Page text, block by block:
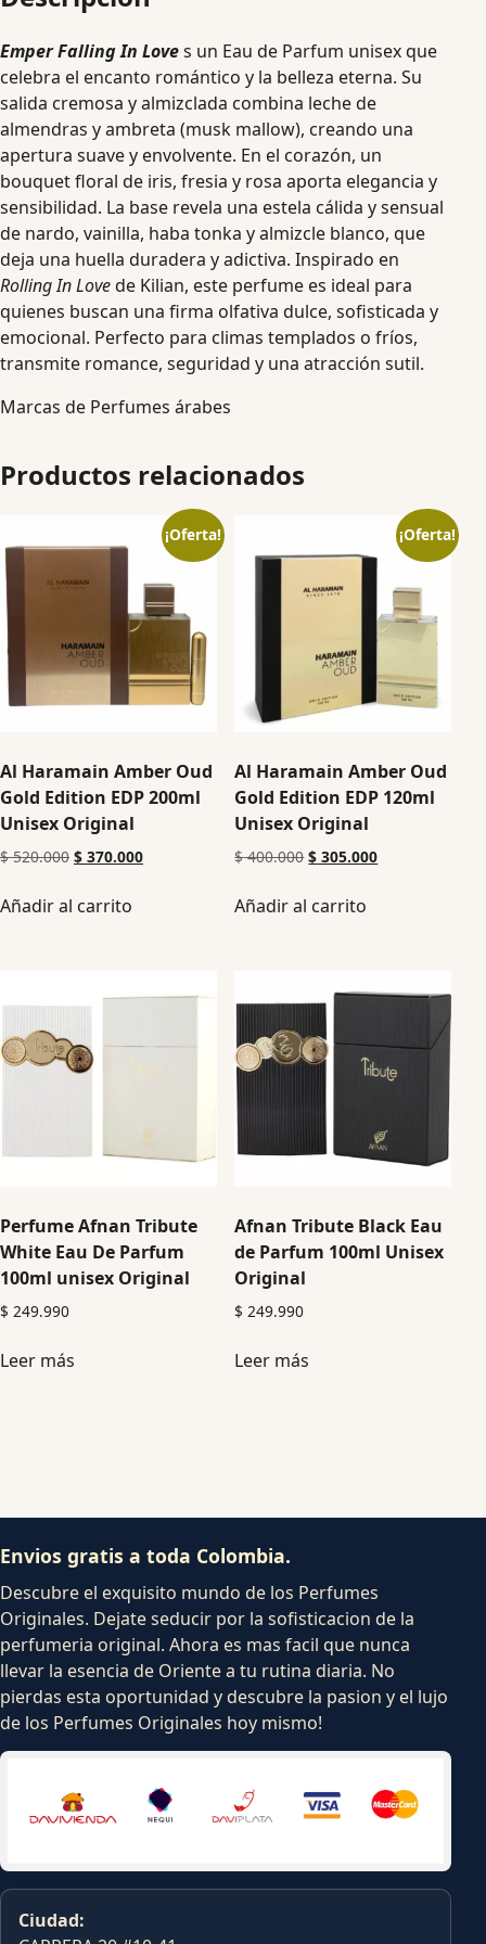
Emper Falling In Loves un Eau de Parfum unisex que
celebra el encanto romántico y la belleza eterna. Su
salida cremosa y almizclada combina leche de
almendras y ambreta (musk mallow), creando una
apertura suave y envolvente. En el corazón, un
bouquet floral de iris, fresia y rosa aporta elegancia y
sensibilidad. La base revela una estela cálida y sensual
de nardo, vainilla, haba tonka y almizcle blanco, que
deja una huella duradera y adictiva. Inspirado en
Rolling In Lovede Kilian, este perfume es ideal para
quienes buscan una firma olfativa dulce, sofisticada y
emocional. Perfecto para climas templados o fríos,
transmite romance, seguridad y una atracción sutil.
Marcas de Perfumes árabes
Productos relacionados
¡Oferta!
Al Haramain Amber Oud
Gold Edition EDP 200ml
Unisex Original
$520.000 $ 370.000
Añadir al carrito
¡Oferta!
Al Haramain Amber Oud
Gold Edition EDP 120ml
Unisex Original
$400.000 $ 305.000
Añadir al carrito
Perfume Afnan Tribute
White Eau De Parfum
100ml unisex Original
$ 249.990
Leer más
Afnan Tribute Black Eau
de Parfum 100ml Unisex
Original
$ 249.990
Leer más
Envios gratis a toda Colombia.
Descubre el exquisito mundo de los Perfumes
Originales. Dejate seducir por la sofisticacion de la
perfumeria original. Ahora es mas facil que nunca
llevar la esencia de Oriente a tu rutina diaria. No
pierdas esta oportunidad y descubre la pasion y el lujo
de los Perfumes Originales hoy mismo!
Ciudad: